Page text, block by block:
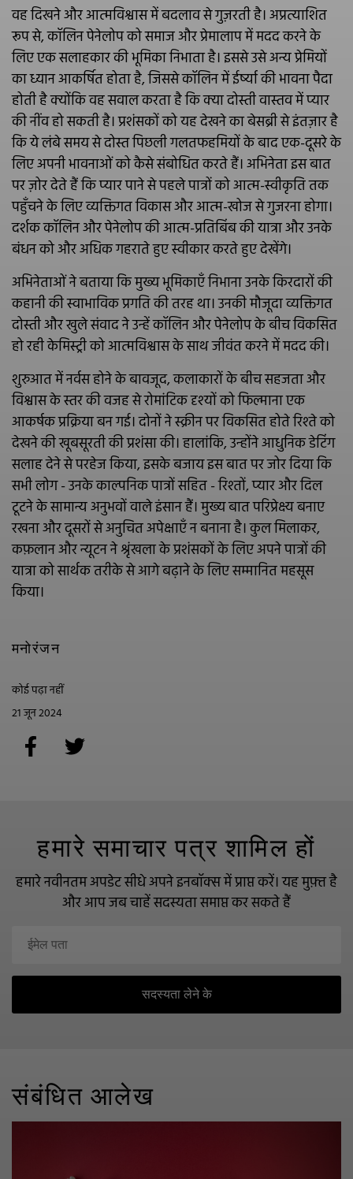
वह दिखने और आत्मविश्वास में बदलाव से गुज़रती है। अप्रत्याशित
रूप से, कॉलिन पेनेलोप को समाज और प्रेमालाप में मदद करने के
लिए एक सलाहकार की भूमिका निभाता है। इससे उसे अन्य प्रेमियों
का ध्यान आकर्षित होता है, जिससे कॉलिन में ईर्ष्या की भावना पैदा
होती है क्योंकि वह सवाल करता है कि क्या दोस्ती वास्तव में प्यार
की नींव हो सकती है। प्रशंसकों को यह देखने का बेसब्री से इंतज़ार है
कि ये लंबे समय से दोस्त पिछली गलतफहमियों के बाद एक-दूसरे के
लिए अपनी भावनाओं को कैसे संबोधित करते हैं। अभिनेता इस बात
पर ज़ोर देते हैं कि प्यार पाने से पहले पात्रों को आत्म-स्वीकृति तक
पहुँचने के लिए व्यक्तिगत विकास और आत्म-खोज से गुजरना होगा।
दर्शक कॉलिन और पेनेलोप की आत्म-प्रतिबिंब की यात्रा और उनके
बंधन को और अधिक गहराते हुए स्वीकार करते हुए देखेंगे।
अभिनेताओं ने बताया कि मुख्य भूमिकाएँ निभाना उनके किरदारों की
कहानी की स्वाभाविक प्रगति की तरह था। उनकी मौजूदा व्यक्तिगत
दोस्ती और खुले संवाद ने उन्हें कॉलिन और पेनेलोप के बीच विकसित
हो रही केमिस्ट्री को आत्मविश्वास के साथ जीवंत करने में मदद की।
शुरुआत में नर्वस होने के बावजूद, कलाकारों के बीच सहजता और
विश्वास के स्तर की वजह से रोमांटिक दृश्यों को फिल्माना एक
आकर्षक प्रक्रिया बन गई। दोनों ने स्क्रीन पर विकसित होते रिश्ते को
देखने की खूबसूरती की प्रशंसा की। हालांकि, उन्होंने आधुनिक डेटिंग
सलाह देने से परहेज किया, इसके बजाय इस बात पर जोर दिया कि
सभी लोग - उनके काल्पनिक पात्रों सहित - रिश्तों, प्यार और दिल
टूटने के सामान्य अनुभवों वाले इंसान हैं। मुख्य बात परिप्रेक्ष्य बनाए
रखना और दूसरों से अनुचित अपेक्षाएँ न बनाना है। कुल मिलाकर,
कफ़लान और न्यूटन ने श्रृंखला के प्रशंसकों के लिए अपने पात्रों की
यात्रा को सार्थक तरीके से आगे बढ़ाने के लिए सम्मानित महसूस
किया।
मनोरंजन
कोई पढ़ा नहीं
21 जून 2024
हमारे समाचार पत्र शामिल हों
हमारे नवीनतम अपडेट सीधे अपने इनबॉक्स में प्राप्त करें।यह मुफ़्त है
और आप जब चाहें सदस्यता समाप्त कर सकते हैं
सदस्यता लेने के
संबंधित आलेख